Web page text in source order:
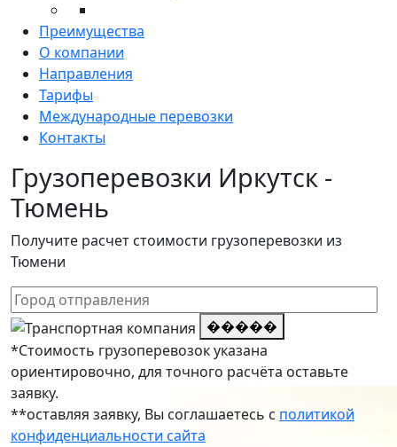
Преимущества
О компании
Направления
Тарифы
Международные перевозки
Контакты
Грузоперевозки Иркутск -
Тюмень
Получите расчет стоимости грузоперевозки из
Тюмени
�����
*Стоимость грузоперевозок указана
ориентировочно, для точного расчёта оставьте
заявку.
**оставляя заявку, Вы соглашаетесь с политикой
конфиденциальности сайта